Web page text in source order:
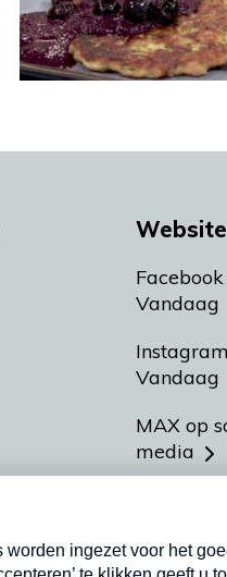
Vandaag
Vandaag
MAX op
media
Meldpunt